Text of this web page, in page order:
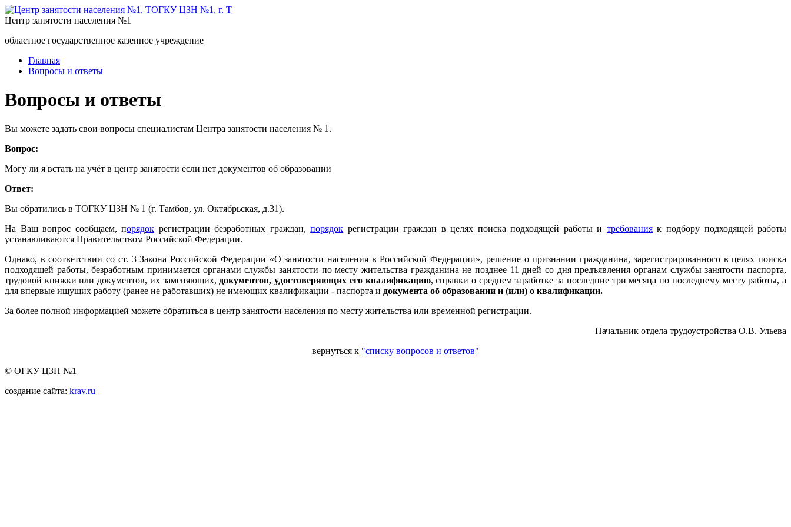
Центр занятости населения №1
областное государственное казенное учреждение
Главная
Вопросы и ответы
Вопросы и ответы
Вы можете задать свои вопросы специалистам Центра занятости населения № 1.
Вопрос:
Могу ли я встать на учёт в центр занятости если нет документов об образовании
Ответ:
Вы обратились в ТОГКУ ЦЗН № 1 (г. Тамбов, ул. Октябрьская, д.31).
На Ваш вопрос сообщаем, порядок регистрации безработных граждан,порядок регистрации граждан в целях поиска подходящей работы и требованияк подбору подходящей работы
устанавливаются Правительством Российской Федерации.
Однако, в соответствии со ст. 3 Закона Российской Федерации «О занятости населения в Российской Федерации», решение о признании гражданина, зарегистрированного в целях поиска
подходящей работы, безработным принимается органами службы занятости по месту жительства гражданина не позднее 11 дней со дня предъявления органам службы занятости паспорта,
трудовой книжки или документов, их заменяющих, документов, удостоверяющих его квалификацию, справки о среднем заработке за последние три месяца по последнему месту работы, а
для впервые ищущих работу (ранее не работавших) не имеющих квалификации - паспорта и документа об образовании и (или) о квалификации.
За более полной информацией можете обратиться в центр занятости населения по месту жительства или временной регистрации.
Начальник отдела трудоустройства О.В. Ульева
вернуться к "списку вопросов и ответов"
© ОГКУ ЦЗН №1
создание сайта: krav.ru